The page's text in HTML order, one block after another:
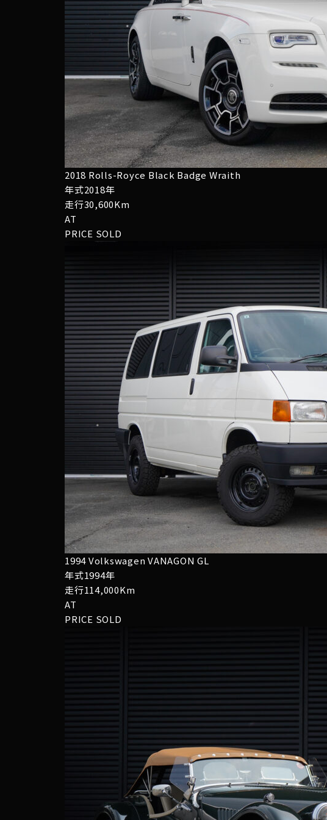
2018 Rolls-Royce Black Badge Wraith
年式2018年
走行30,600Km
AT
PRICE SOLD
1994 Volkswagen VANAGON GL
年式1994年
走行114,000Km
AT
PRICE SOLD